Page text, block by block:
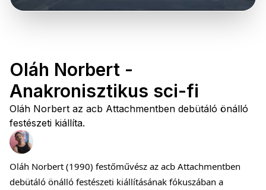
Oláh Norbert -
Anakronisztikus sci-fi
Oláh Norbert az acb Attachmentben debütáló önálló
festészeti kiállíta.
Oláh Norbert (1990) festőművész az acb Attachmentben
debütáló önálló festészeti kiállításának fókuszában a